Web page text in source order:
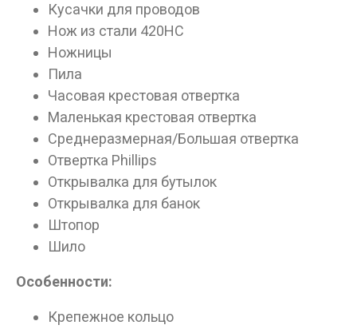
Кусачки для проводов
Нож из стали 420HC
Ножницы
Пила
Часовая крестовая отвертка
Маленькая крестовая отвертка
Среднеразмерная/Большая отвертка
Отвертка Phillips
Открывалка для бутылок
Открывалка для банок
Штопор
Шило
Особенности:
Крепежное кольцо